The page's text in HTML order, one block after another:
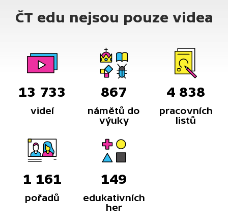
ČT edu nejsou pouze videa
13 733
videí
867
námětů do
výuky
4 838
pracovních
listů
1 161
pořadů
149
edukativních
her